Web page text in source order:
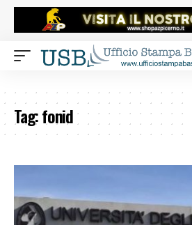
Tag:fonid